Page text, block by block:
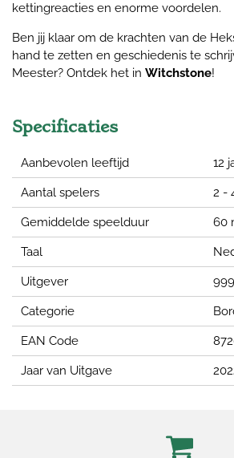
kettingreacties en enorme voordelen.
Ben jij klaar om de krachten van de
hand te zetten en geschiedenis te
Meester? Ontdek het in Witchstone!
Specificaties
Aanbevolen leeftijd 12
Aantal spelers 2 -
Gemiddelde speelduur 60
Taal
Uitgever
Categorie
EAN Code
Jaar van Uitgave